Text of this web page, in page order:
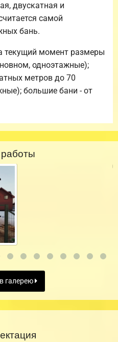
двускатная и
самой
бань.
текущий момент размеры
одноэтажные);
метров до 70
большие бани - от
галерею